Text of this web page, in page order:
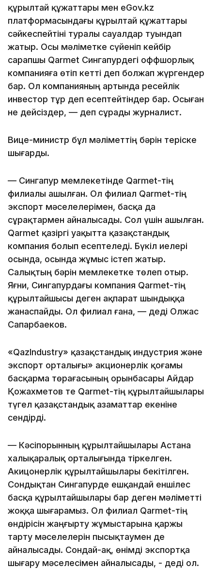
құрылтай құжаттары мен еGov.kz
платформасындағы құрылтай құжаттары
сәйкеспейтіні туралы сауалдар туындап
жатыр. Осы мәліметке сүйеніп кейбір
сарапшы Qarmet Сингапурдегі оффшорлық
компанияға өтіп кетті деп болжап жүргендер
бар. Ол компанияның артында ресейлік
инвестор тұр деп есептейтіндер бар. Осыған
не дейсіздер, — деп сұрады журналист.
Вице-министр бұл мәліметтің бәрін теріске
шығарды.
— Сингапур мемлекетінде Qarmet-тің
филиалы ашылған. Ол филиал Qarmet-тің
экспорт мәселелерімен, басқа да
сұрақтармен айналысады. Сол үшін ашылған.
Qarmet қазіргі уақытта қазақстандық
компания болып есептеледі. Бүкіл иелері
осында, осында жұмыс істеп жатыр.
Салықтың бәрін мемлекетке төлеп отыр.
Яғни, Сингапурдағы компания Qarmet-тің
құрылтайшысы деген ақпарат шындыққа
жанаспайды. Ол филиал ғана, — деді Олжас
Сапарбаеков.
«QazIndustry» қазақстандық индустрия және
экспорт орталығы» акционерлік қоғамы
басқарма төрағасының орынбасары Айдар
Қожахметов те Qarmet-тің құрылтайшылары
түгел қазақстандық азаматтар екеніне
сендірді.
— Кәсіпорынның құрылтайшылары Астана
халықаралық орталығында тіркелген.
Акицонерлік құрылтайшылары бекітілген.
Сондықтан Сингапурде ешқандай еншілес
басқа құрылтайшылары бар деген мәліметті
жоққа шығарамыз. Ол филиал Qarmet-тің
өндірісін жаңғырту жұмыстарына қаржы
тарту мәселелерін пысықтаумен де
айналысады. Сондай-ақ, өнімді экспортқа
шығару мәселесімен айналысады, - деді ол.